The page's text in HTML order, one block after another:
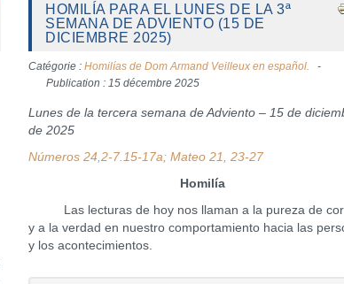
HOMILÍA PARA EL LUNES DE LA 3ª
SEMANA DE ADVIENTO (15 DE
DICIEMBRE 2025)
Catégorie :Homilías de Dom Armand Veilleux en español.
Publication : 15 décembre 2025
Lunes de la tercera semana de Adviento – 15 de
de 2025
Números 24,2-7.15-17a; Mateo 21, 23-27
Homilía
Las lecturas de hoy nos llaman a la pureza de
y a la verdad en nuestro comportamiento hacia las
y los acontecimientos.